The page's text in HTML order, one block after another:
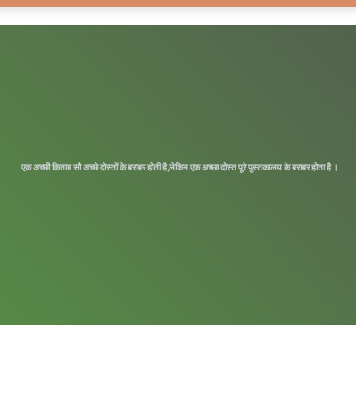
एक अच्छी किताब सौ अच्छे दोस्तों के बराबर होती है,लेकिन एक अच्छा दोस्त पूरे पुस्तकालय के बराबर होता है ।